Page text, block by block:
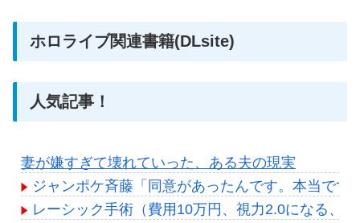
ホロライブ関連書籍(DLsite)
人気記事！
妻が嫌すぎて壊れていった、ある夫の現実
ジャンポケ斉藤「同意があったんです。本当で
レーシック手術（費用10万円、視力2.0になる、